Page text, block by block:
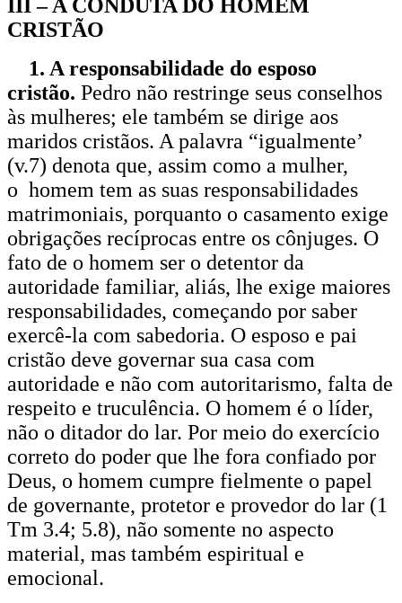
III – A CONDUTA DO HOMEM
CRISTÃO
1. A responsabilidade do esposo
cristão. Pedro não restringe seus conselhos
às mulheres; ele também se dirige aos
maridos cristãos. A palavra “igualmente’
(v.7) denota que, assim como a mulher,
o homem tem as suas responsabilidades
matrimoniais, porquanto o casamento exige
obrigações recíprocas entre os cônjuges. O
fato de o homem ser o detentor da
autoridade familiar, aliás, lhe exige maiores
responsabilidades, começando por saber
exercê-la com sabedoria. O esposo e pai
cristão deve governar sua casa com
autoridade e não com autoritarismo, falta de
respeito e truculência. O homem é o líder,
não o ditador do lar. Por meio do exercício
correto do poder que lhe fora confiado por
Deus, o homem cumpre fielmente o papel
de governante, protetor e provedor do lar (1
Tm 3.4; 5.8), não somente no aspecto
material, mas também espiritual e
emocional.